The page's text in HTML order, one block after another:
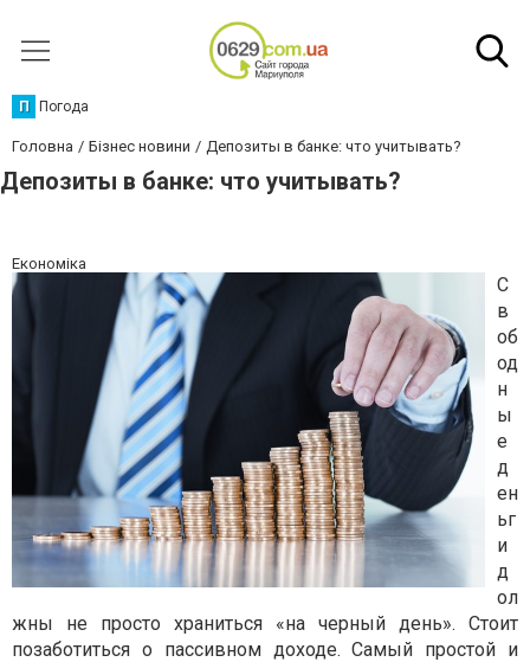
П Погода
Головна Бізнес новини Депозиты в банке: что учитывать?
Депозиты в банке: что учитывать?
Економіка
С
в
об
од
н
ы
е
д
ен
ьг
и
д
ол
жны не просто храниться «на черный день». Стоит
позаботиться о пассивном доходе. Самый простой и